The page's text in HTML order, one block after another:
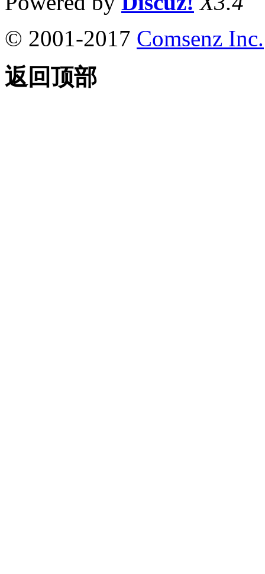
© 2001-2017 Comsenz Inc.
返回顶部